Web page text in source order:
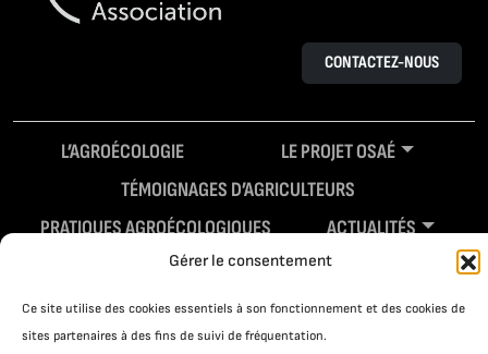
Gérer le consentement
Ce site utilise des cookies essentiels à son fonctionnement et des cookies de
sites partenaires à des fins de suivi de fréquentation.
CONTACTEZ-NOUS
L’AGROÉCOLOGIE
LE PROJET OSAÉ
TÉMOIGNAGES D’AGRICULTEURS
PRATIQUES AGROÉCOLOGIQUES
ACTUALITÉS
RESSOURCES